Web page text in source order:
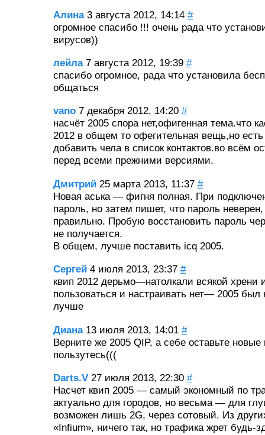
Алина 3 августа 2012, 14:14 #
огромное спасибо !!! очень рада что
вирусов))
лейла 7 августа 2012, 19:39 #
спасибо огромное, рада что установила
общаться
vano 7 декабря 2012, 14:20 #
насчёт 2005 спора нет,офигенная тема.что
2012 в общем то офегительная вещь,но
добавить чела в список контактов.во всём
перед всеми прежними версиями.
Дмитрий 25 марта 2013, 11:37 #
Новая аська — фигня полная. При
пароль, но затем пишет, что пароль
правильно. Пробую восстановить пароль
не получается.
В общем, лучше поставить icq 2005.
Сергей 4 июля 2013, 23:37 #
квип 2012 дерьмо—натолкали всякой хрени
пользоваться и настраивать нет— 2005
лучше
Диана 13 июля 2013, 14:01 #
Верните же 2005 QIP, а себе оставьте новые
пользутесь(((
Darts.V 27 июля 2013, 22:30 #
Насчет квип 2005 — самый экономный по
актуально для городов, но весьма — для
возможен лишь 2G, через сотовый. Из
«Infium», ничего так, но трафика жрет будь-